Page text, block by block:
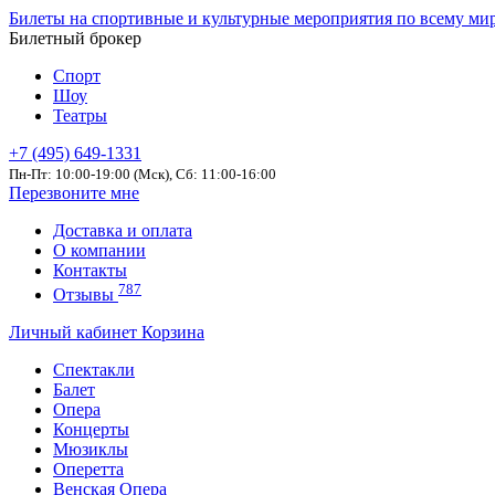
Билеты на спортивные и культурные мероприятия по всему
Билетный брокер
Спорт
Шоу
Театры
+7 (495) 649-1331
Пн-Пт: 10:00-19:00 (Мск), Сб: 11:00-16:00
Перезвоните мне
Доставка и оплата
О компании
Контакты
Отзывы 787
Личный кабинет Корзина
Спектакли
Балет
Опера
Концерты
Мюзиклы
Оперетта
Венская Опера